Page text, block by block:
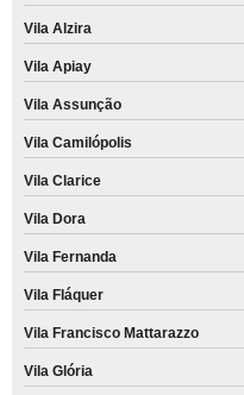
Vila Alzira
Vila Apiay
Vila Assunção
Vila Camilópolis
Vila Clarice
Vila Dora
Vila Fernanda
Vila Fláquer
Vila Francisco Mattarazzo
Vila Glória